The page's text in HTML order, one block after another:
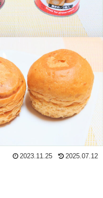
2023.11.25 2025.07.12